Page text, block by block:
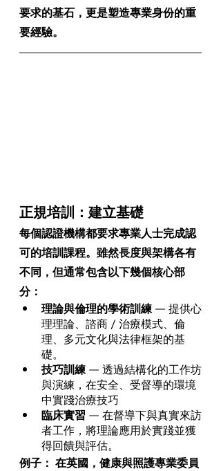
要求的基石，更是塑造專業身份的重
要經驗。
正規培訓：建立基礎
每個認證機構都要求專業人士完成認
可的培訓課程。雖然長度與架構各有
不同，但通常包含以下幾個核心部
分：
理論與倫理的學術訓練 — 提供心
理理論、諮商 / 治療模式、倫
理、多元文化與法律框架的基
礎。
技巧訓練 — 透過結構化的工作坊
與演練，在安全、受督導的環境
中實踐治療技巧
臨床實習 — 在督導下與真實來訪
者工作，將理論應用於實踐並獲
得回饋與評估。
例子： 在英國，健康與照護專業委員